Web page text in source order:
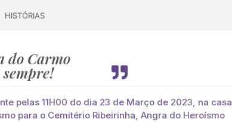
HISTÓRIAS
do Carmo
pelas 11H00 do dia 23 de Março de 2023, na casa
para o Cemitério Ribeirinha, Angra do Heroísmo
Coroa